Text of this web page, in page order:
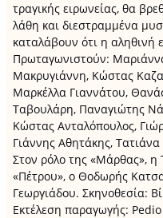
τραγικής ειρωνείας, θα
λάθη και διεστραμμένα
καταλάβουν ότι η αληθινή
Πρωταγωνιστούν:
Μακρυγιάννη, Κώστας
Μαρκέλλα Γιαννάτου,
Ταβουλάρη, Παναγιώτης
Κώστας Ανταλόπουλος,
Γιάννης Αθητάκης,
Στον ρόλο της «Μάρθας», η
«Πέτρου», ο Θοδωρής
Γεωργιάδου. Σκηνοθεσία:
Εκτέλεση παραγωγής: